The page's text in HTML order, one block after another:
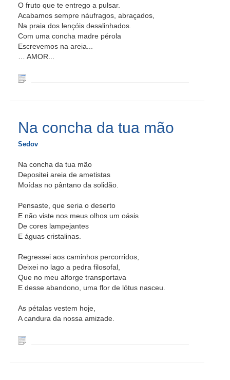
O fruto que te entrego a pulsar.
Acabamos sempre náufragos, abraçados,
Na praia dos lençóis desalinhados.
Com uma concha madre pérola
Escrevemos na areia...
… AMOR...
Na concha da tua mão
Sedov
Na concha da tua mão
Depositei areia de ametistas
Moídas no pântano da solidão.
Pensaste, que seria o deserto
E não viste nos meus olhos um oásis
De cores lampejantes
E águas cristalinas.
Regressei aos caminhos percorridos,
Deixei no lago a pedra filosofal,
Que no meu alforge transportava
E desse abandono, uma flor de lótus nasceu.
As pétalas vestem hoje,
A candura da nossa amizade.